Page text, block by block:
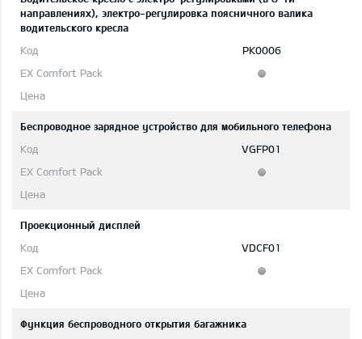
направлениях), электро-регулировка поясничного валика
водительского кресла
PK0006
Беспроводное зарядное устройство для мобильного телефона
VGFP01
Проекционный дисплей
VDCF01
Функция беспроводного открытия багажника